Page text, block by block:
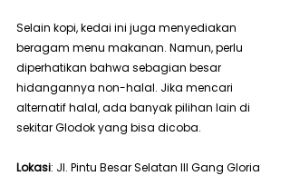
Selain kopi, kedai ini juga menyediakan
beragam menu makanan. Namun, perlu
diperhatikan bahwa sebagian besar
hidangannya non-halal. Jika mencari
alternatif halal, ada banyak pilihan lain di
sekitar Glodok yang bisa dicoba.
Lokasi: Jl. Pintu Besar Selatan III Gang Gloria